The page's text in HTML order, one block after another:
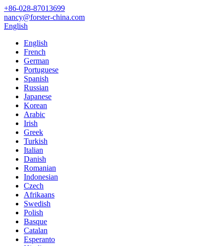
+86-028-87013699
nancy@forster-china.com
English
English
French
German
Portuguese
Spanish
Russian
Japanese
Korean
Arabic
Irish
Greek
Turkish
Italian
Danish
Romanian
Indonesian
Czech
Afrikaans
Swedish
Polish
Basque
Catalan
Esperanto